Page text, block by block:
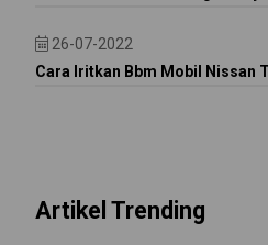
26-07-2022
Cara Iritkan Bbm Mobil Nissan
Artikel Trending